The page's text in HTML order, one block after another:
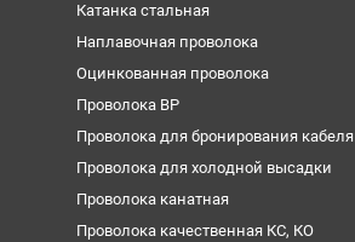
Катанка стальная
Наплавочная проволока
Оцинкованная проволока
Проволока ВР
Проволока для бронирования кабеля
Проволока для холодной высадки
Проволока канатная
Проволока качественная КС, КО